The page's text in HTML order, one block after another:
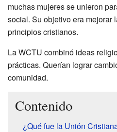
muchas mujeres se unieron
social. Su objetivo era mejorar
principios cristianos.
La WCTU combinó ideas
prácticas. Querían lograr
comunidad.
Contenido
¿Qué fue la Unión